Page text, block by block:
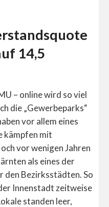
14,5
– online wird so viel
die „Gewerbeparks“
vor allem eines
kämpfen mit
vor wenigen Jahren
als eines der
Bezirksstädten. So
Innenstadt zeitweise
standen leer,